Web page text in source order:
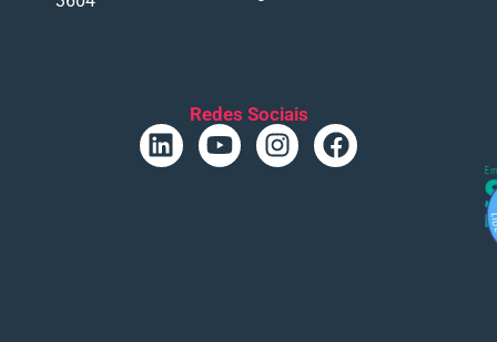
Redes Sociais